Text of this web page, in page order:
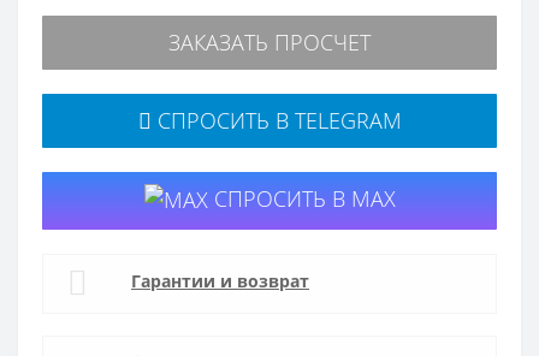
ЗАКАЗАТЬ ПРОСЧЕТ
СПРОСИТЬ В TELEGRAM
СПРОСИТЬ В MAX
Гарантии и возврат